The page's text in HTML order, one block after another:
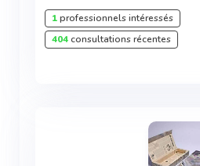
1professionnels intéressés
404consultations récentes